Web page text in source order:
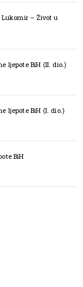
Lukomir – Život u
ljepote BiH (II. dio.)
ljepote BiH (I. dio.)
BiH